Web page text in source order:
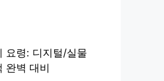
요령: 디지털/실물
완벽 대비